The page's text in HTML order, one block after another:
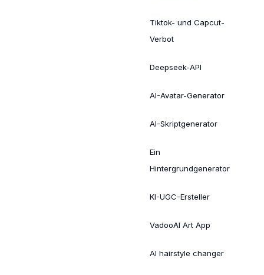
Tiktok- und Capcut-
Verbot
Deepseek-API
AI-Avatar-Generator
AI-Skriptgenerator
Ein
Hintergrundgenerator
KI-UGC-Ersteller
VadooAI Art App
AI hairstyle changer